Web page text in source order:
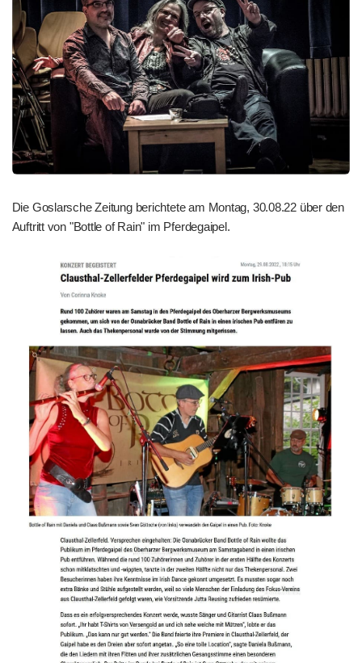
Die Goslarsche Zeitung berichtete am Montag, 30.08.22 über den
Auftritt von "Bottle of Rain" im Pferdegaipel.